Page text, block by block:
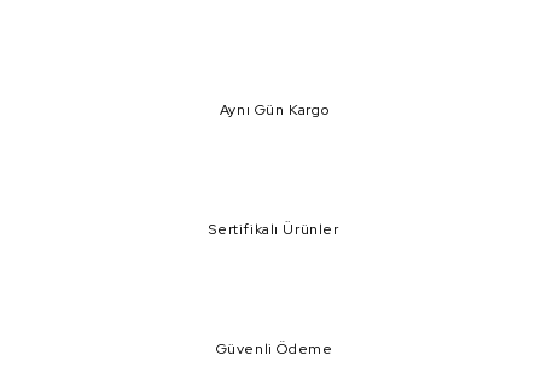
Aynı Gün Kargo
Sertifikalı Ürünler
Güvenli Ödeme